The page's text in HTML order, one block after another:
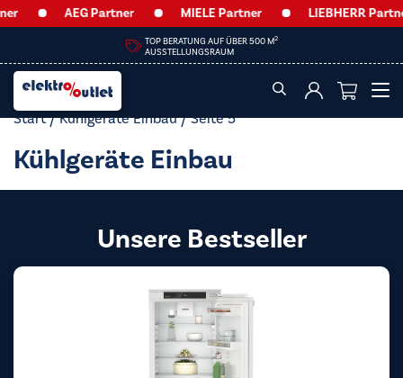
AEG Partner MIELE Partner LIEBHERR Partner
HEUTE GEÖFFNET BIS
13:00 UHR
Start/Kühlgeräte Einbau/ Seite 5
Kühlgeräte Einbau
Unsere Bestseller